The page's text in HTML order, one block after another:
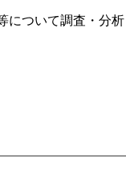
ついて調査・分